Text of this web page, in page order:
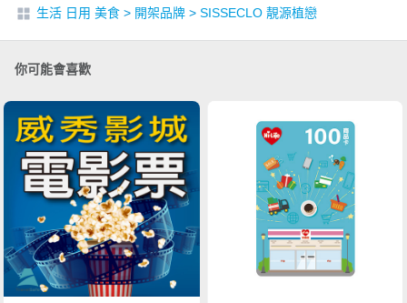
生活 日用 美食 > 開架品牌 > SISSECLO 靚源植戀
你可能會喜歡